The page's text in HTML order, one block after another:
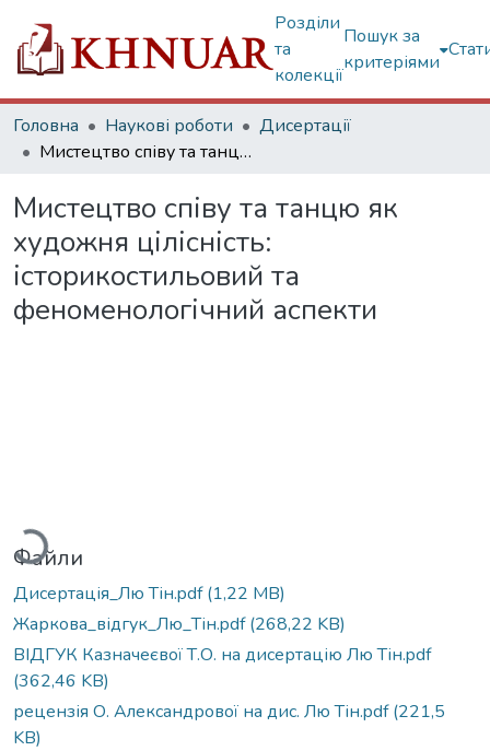
Розділи
та
колекції
Пошук за
критеріями
Головна Наукові роботи
Дисертації
Мистецтво співу та танцю як художня цілісність: історикостильовий та феноменологічний аспекти
Мистецтво співу та танцю як
художня цілісність:
історикостильовий та
феноменологічний аспекти
Вантажиться...
Файли
Дисертація_Лю Тін.pdf(1,22 MB)
Жаркова_відгук_Лю_Тін.pdf(268,22 KB)
ВІДГУК Казначеєвої Т.О. на дисертацію Лю Тін.pdf
(362,46 KB)
рецензія О. Александрової на дис. Лю Тін.pdf(221,5
KB)